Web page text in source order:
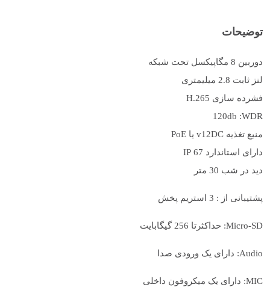
توضیحات
دوربین 8 مگاپیکسل تحت شبکه
لنز ثابت 2.8 میلیمتری
فشرده سازی H.265
120db :WDR
منبع تغذیه v12DC یا PoE
دارای استاندارد 67 IP
دید در شب 30 متر
پشتیبانی از : 3 استریم پخش
Micro-SD: حداکثرتا 256 گیگابایت
Audio: دارای یک ورودی صدا
MIC: دارای یک میکروفون داخلی